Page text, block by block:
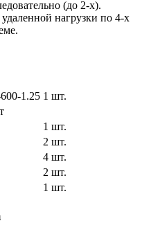
(до 2-х).
нагрузки по 4-х
1.25 1 шт.
1 шт.
2 шт.
4 шт.
2 шт.
1 шт.